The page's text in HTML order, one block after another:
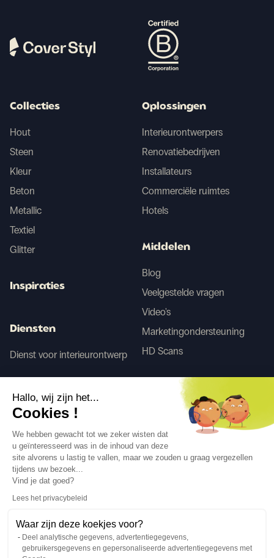
Volg ons
Collecties
Hout
Steen
Kleur
Beton
Metallic
Textiel
Glitter
Inspiraties
Diensten
Dienst voor interieurontwerp
Oplossingen
Interieurontwerpers
Renovatiebedrijven
Installateurs
Commerciële ruimtes
Hotels
Middelen
Blog
Veelgestelde vragen
Video's
Marketingondersteuning
HD Scans
Voor/Na AI
Hallo, wij zijn het...
Cookies !
We hebben gewacht tot we zeker wisten dat
u geïnteresseerd was in de inhoud van deze
site alvorens u lastig te vallen, maar we zouden u graag vergezellen
tijdens uw bezoek...
Vind je dat goed?
Lees het privacybeleid
Waar zijn deze koekjes voor?
Deel analytische gegevens, advertentiegegevens,
gebruikersgegevens en gepersonaliseerde advertentiegegevens met